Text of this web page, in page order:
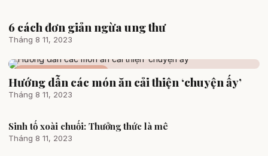
Chăm sóc cơ thể
6 cách đơn giản ngừa ung thư
Tháng 8 11, 2023
Hướng dẫn các món ăn cải thiện ‘chuyện ấy’
Tháng 8 11, 2023
Chăm sóc cơ thể
Sinh tố xoài chuối: Thưởng thức là mê
Tháng 8 11, 2023